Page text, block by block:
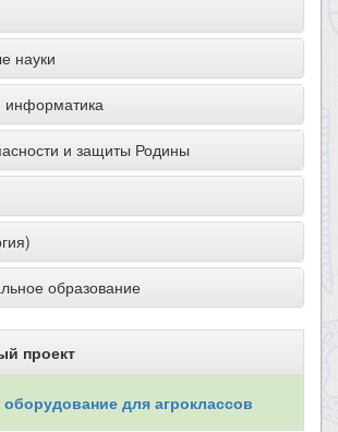
науки
информатика
и защиты Родины
образование
проект
для агроклассов